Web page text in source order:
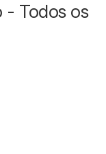
- Todos os